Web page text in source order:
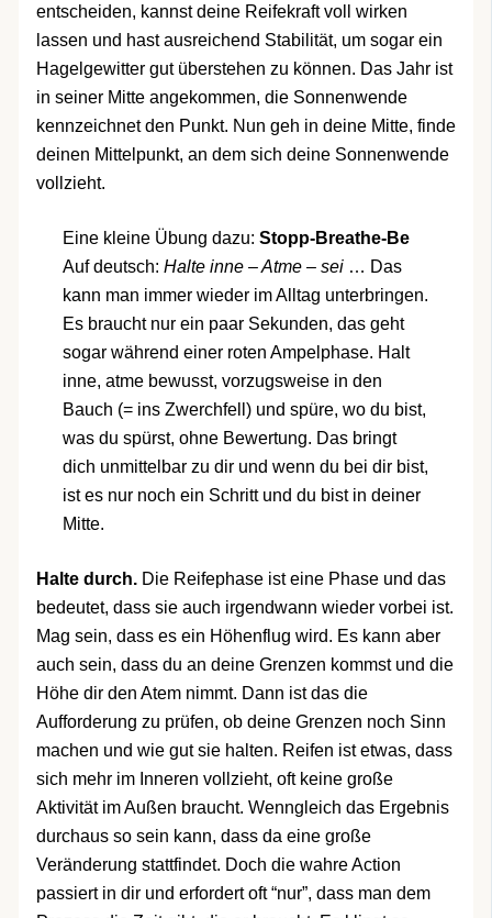
entscheiden, kannst deine Reifekraft voll wirken
lassen und hast ausreichend Stabilität, um sogar ein
Hagelgewitter gut überstehen zu können. Das Jahr ist
in seiner Mitte angekommen, die Sonnenwende
kennzeichnet den Punkt. Nun geh in deine Mitte, finde
deinen Mittelpunkt, an dem sich deine Sonnenwende
vollzieht.
Eine kleine Übung dazu: Stopp-Breathe-Be
Auf deutsch: Halte inne – Atme – sei… Das
kann man immer wieder im Alltag unterbringen.
Es braucht nur ein paar Sekunden, das geht
sogar während einer roten Ampelphase. Halt
inne, atme bewusst, vorzugsweise in den
Bauch (= ins Zwerchfell) und spüre, wo du bist,
was du spürst, ohne Bewertung. Das bringt
dich unmittelbar zu dir und wenn du bei dir bist,
ist es nur noch ein Schritt und du bist in deiner
Mitte.
Halte durch.Die Reifephase ist eine Phase und das
bedeutet, dass sie auch irgendwann wieder vorbei ist.
Mag sein, dass es ein Höhenflug wird. Es kann aber
auch sein, dass du an deine Grenzen kommst und die
Höhe dir den Atem nimmt. Dann ist das die
Aufforderung zu prüfen, ob deine Grenzen noch Sinn
machen und wie gut sie halten. Reifen ist etwas, dass
sich mehr im Inneren vollzieht, oft keine große
Aktivität im Außen braucht. Wenngleich das Ergebnis
durchaus so sein kann, dass da eine große
Veränderung stattfindet. Doch die wahre Action
passiert in dir und erfordert oft “nur”, dass man dem